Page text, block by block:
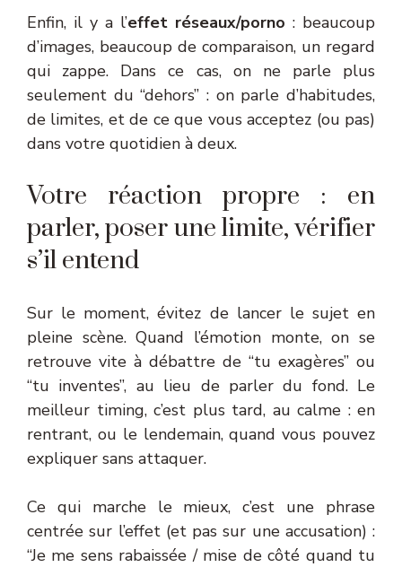
Enfin, il y a l’effet réseaux/porno : beaucoup
d’images, beaucoup de comparaison, un regard
qui zappe. Dans ce cas, on ne parle plus
seulement du “dehors” : on parle d’habitudes,
de limites, et de ce que vous acceptez (ou pas)
dans votre quotidien à deux.
Votre réaction propre : en
parler, poser une limite, vérifier
s’il entend
Sur le moment, évitez de lancer le sujet en
pleine scène. Quand l’émotion monte, on se
retrouve vite à débattre de “tu exagères” ou
“tu inventes”, au lieu de parler du fond. Le
meilleur timing, c’est plus tard, au calme : en
rentrant, ou le lendemain, quand vous pouvez
expliquer sans attaquer.
Ce qui marche le mieux, c’est une phrase
centrée sur l’effet (et pas sur une accusation) :
“Je me sens rabaissée / mise de côté quand tu